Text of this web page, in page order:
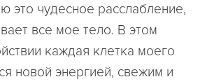
чудесное расслабление,
все мое тело. В этом
каждая клетка моего
новой энергией, свежим и